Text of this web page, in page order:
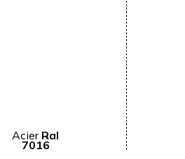
Acier Ral
7016